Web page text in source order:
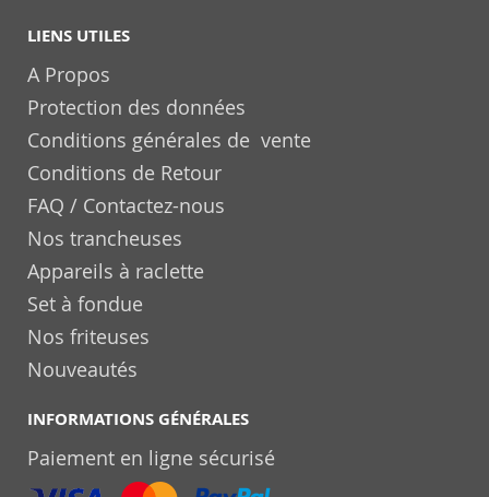
LIENS UTILES
A Propos
Protection des données
Conditions générales de vente
Conditions de Retour
FAQ / Contactez-nous
Nos trancheuses
Appareils à raclette
Set à fondue
Nos friteuses
Nouveautés
INFORMATIONS GÉNÉRALES
Paiement en ligne sécurisé